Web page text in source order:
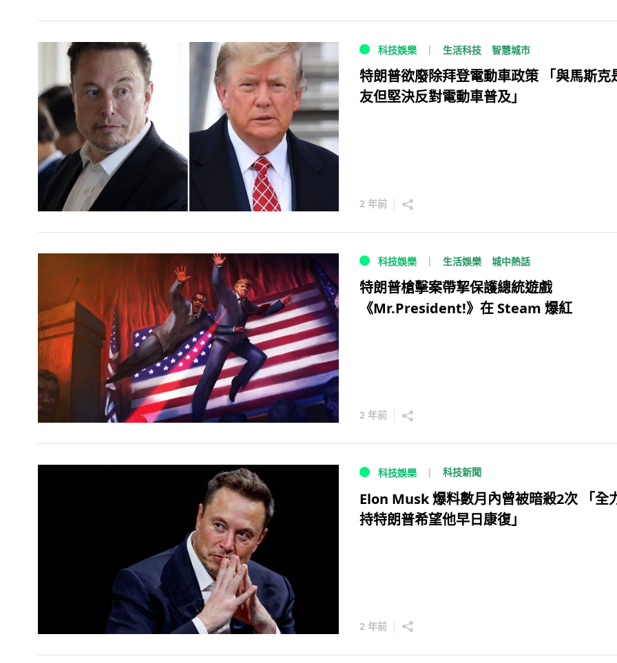
科技娛樂 生活科技 智慧城市
特朗普欲廢除拜登電動車政策 「與馬斯克
友但堅決反對電動車普及」
2 年前
科技娛樂 生活娛樂 城中熱話
特朗普槍擊案帶挈保護總統遊戲
《Mr.President!》在 Steam 爆紅
2 年前
科技娛樂 科技新聞
Elon Musk 爆料數月內曾被暗殺2次 「全
持特朗普希望他早日康復」
2 年前